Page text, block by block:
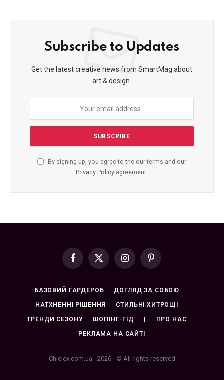
Subscribe to Updates
Get the latest creative news from SmartMag about
art & design.
By signing up, you agree to the our terms and our
Privacy Policy agreement.
Facebook
X
InstagramPinterest
БАЗОВИЙ ГАРДЕРОБ ДОГЛЯД ЗА СОБОЮ
НАТХНЕННІ РІШЕННЯ СТИЛЬНІ ХИТРОЩІ
ТРЕНДИ СЕЗОНУ ШОПІНГ-ГІД | ПРО НАС
РЕКЛАМА НА САЙТІ
Chiclex.com.ua - 2026 - © All rights reserved